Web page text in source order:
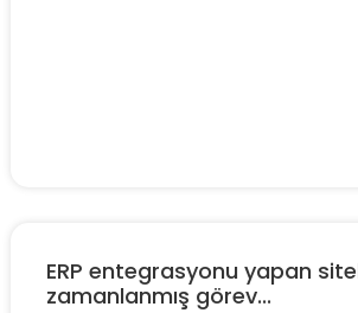
ERP entegrasyonu yapan
zamanlanmış görev...